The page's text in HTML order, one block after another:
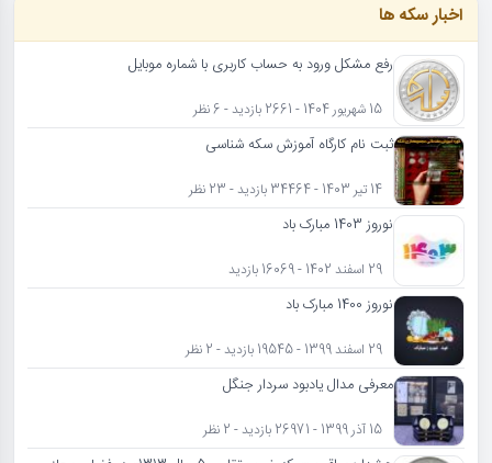
اخبار سکه ها
رفع مشکل ورود به حساب کاربری با شماره موبایل
15 شهریور 1404 - 2661 بازدید - 6 نظر
ثبت نام کارگاه آموزش سکه شناسی
14 تیر 1403 - 34464 بازدید - 23 نظر
نوروز 1403 مبارک باد
29 اسفند 1402 - 16069 بازدید
نوروز 1400 مبارک باد
29 اسفند 1399 - 19545 بازدید - 2 نظر
معرفی مدال یادبود سردار جنگل
15 آذر 1399 - 26971 بازدید - 2 نظر